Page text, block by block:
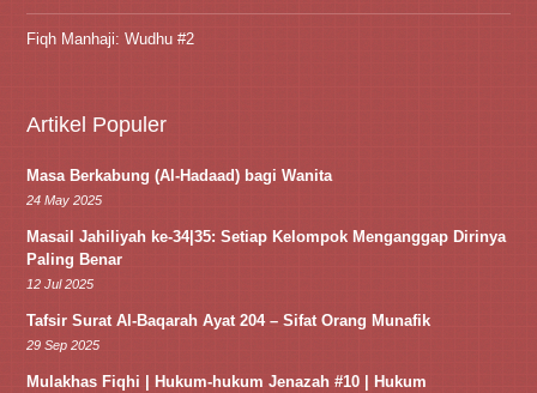
Fiqh Manhaji: Wudhu #2
Artikel Populer
Masa Berkabung (Al-Hadaad) bagi Wanita
24 May 2025
Masail Jahiliyah ke-34|35: Setiap Kelompok Menganggap Dirinya
Paling Benar
12 Jul 2025
Tafsir Surat Al-Baqarah Ayat 204 – Sifat Orang Munafik
29 Sep 2025
Mulakhas Fiqhi | Hukum-hukum Jenazah #10 | Hukum